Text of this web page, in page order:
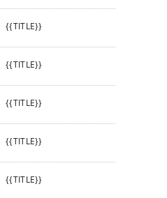
{{TITLE}}
{{TITLE}}
{{TITLE}}
{{TITLE}}
{{TITLE}}